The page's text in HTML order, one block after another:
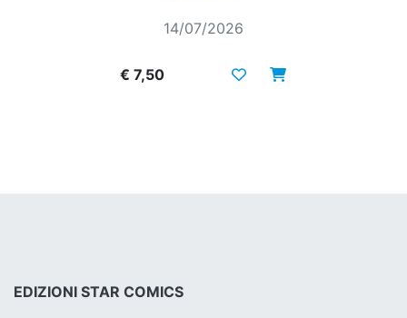
14/07/2026
€ 7,50
EDIZIONI STAR COMICS